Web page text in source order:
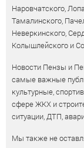
Наровчатского,
Тамалинского,
Неверкинского,
Колышлейского и
Новости Пензы и
самые важные
культурные,
сфере ЖКХ и
ситуации, ДТП,
Мы также не